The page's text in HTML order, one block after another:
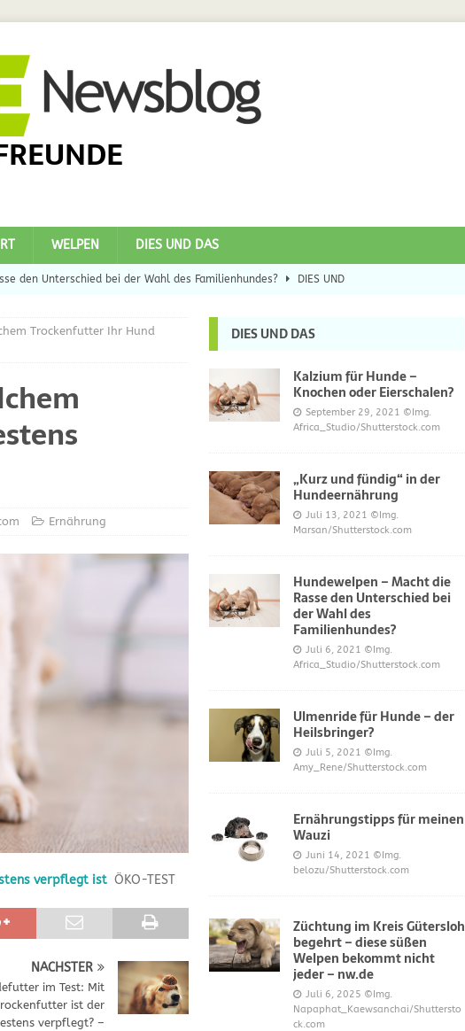
WELPEN DIES UND DAS
den Unterschied bei der Wahl des Familienhundes? DIES UND
UND DAS
neue Trend?
über Welpenfütterung bei Hunden gefragt haben
UND DAS
bei napfcheck-shop.de
und Junghunde auf napfcheck-shop.de DIES UND DAS
und Katze bei napfcheck-shop.de
englischsprachigen Besucher on dogblogger.net DIES UND DAS
– diese süßen Welpen bekommt nicht jeder – nw.de
Gesundheitsrisiko dar – Deine Tierwelt GESUNDHEIT
fördern die geistige Gesundheit im Alter – Spiegel
dem Hoopers-Sport – Badische Neueste Nachrichten SPORT
Prinz William müssen sich für ihre Welpen verantworten – OP-
oder Eierschalen? DIES UND DAS
Trockenfutter Ihr Hund
Ernährung
verpflegt ist ÖKO-TEST
NÄCHSTER
im Test: Mit
ist der
verpflegt? –
DIES UND DAS
Kalzium für Hunde –
Knochen oder Eierschalen?
September 29, 2021 ©Img.
Africa_Studio/Shutterstock.com
„Kurz und fündig“ in der
Hundeernährung
Juli 13, 2021 ©Img.
Marsan/Shutterstock.com
Hundewelpen – Macht die
Rasse den Unterschied bei
der Wahl des
Familienhundes?
Juli 6, 2021 ©Img.
Africa_Studio/Shutterstock.com
Ulmenride für Hunde – der
Heilsbringer?
Juli 5, 2021 ©Img.
Amy_Rene/Shutterstock.com
Ernährungstipps für meinen
Wauzi
Juni 14, 2021 ©Img.
belozu/Shutterstock.com
Züchtung im Kreis Gütersloh
begehrt – diese süßen
Welpen bekommt nicht
jeder – nw.de
Juli 6, 2025 ©Img.
Napaphat_Kaewsanchai/Shuttersto
ck.com